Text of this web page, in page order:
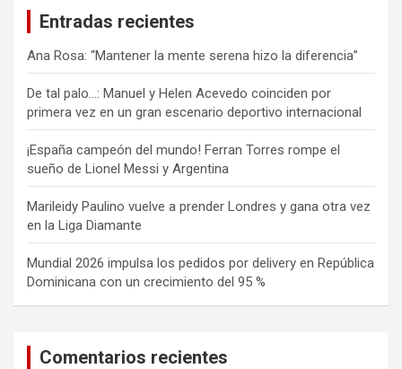
Entradas recientes
Ana Rosa: “Mantener la mente serena hizo la diferencia”
De tal palo…: Manuel y Helen Acevedo coinciden por
primera vez en un gran escenario deportivo internacional
¡España campeón del mundo! Ferran Torres rompe el
sueño de Lionel Messi y Argentina
Marileidy Paulino vuelve a prender Londres y gana otra vez
en la Liga Diamante
Mundial 2026 impulsa los pedidos por delivery en República
Dominicana con un crecimiento del 95 %
Comentarios recientes